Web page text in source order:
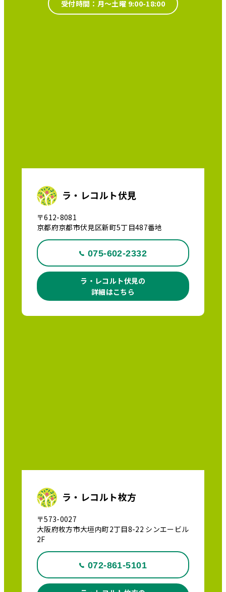
受付時間：月～土曜 9:00-18:00
ラ・レコルト伏見
〒612-8081
京都府京都市伏見区新町5丁目487番地
075-602-2332
ラ・レコルト伏見の
詳細はこちら
ラ・レコルト枚方
〒573-0027
大阪府枚方市大垣内町2丁目8-22 シンエービル
2F
072-861-5101